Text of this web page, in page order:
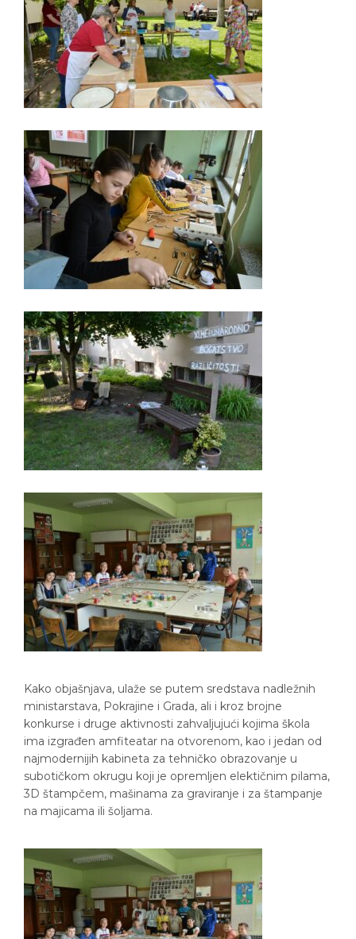
Kako objašnjava, ulaže se putem sredstava nadležnih
ministarstava, Pokrajine i Grada, ali i kroz brojne
konkurse i druge aktivnosti zahvaljujući kojima škola
ima izgrađen amfiteatar na otvorenom, kao i jedan od
najmodernijih kabineta za tehničko obrazovanje u
subotičkom okrugu koji je opremljen elektičnim pilama,
3D štampčem, mašinama za graviranje i za štampanje
na majicama ili šoljama.